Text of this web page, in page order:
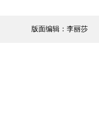
版面编辑：李丽莎